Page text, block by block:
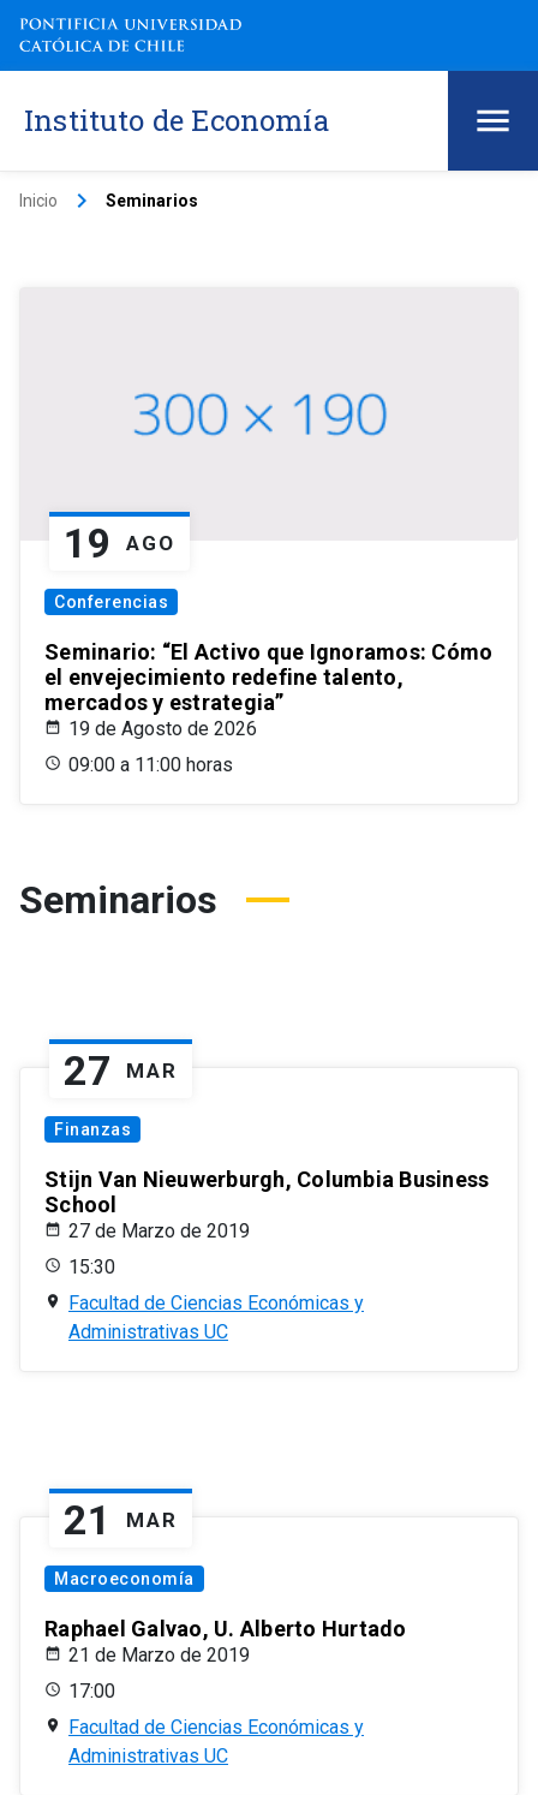
Instituto de Economía
Inicio keyboard_arrow_right Seminarios
19 AGO
Conferencias
Seminario: “El Activo que Ignoramos: Cómo
el envejecimiento redefine talento,
mercados y estrategia”
19 de Agosto de 2026
09:00 a 11:00 horas
Seminarios
27 MAR
Finanzas
Stijn Van Nieuwerburgh, Columbia Business
School
27 de Marzo de 2019
15:30
Facultad de Ciencias Económicas y
Administrativas UC
21 MAR
Macroeconomía
Raphael Galvao, U. Alberto Hurtado
21 de Marzo de 2019
17:00
Facultad de Ciencias Económicas y
Administrativas UC